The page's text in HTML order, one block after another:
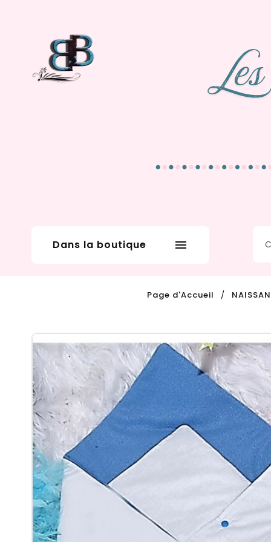
Dans la boutique 
Page d'Accueil